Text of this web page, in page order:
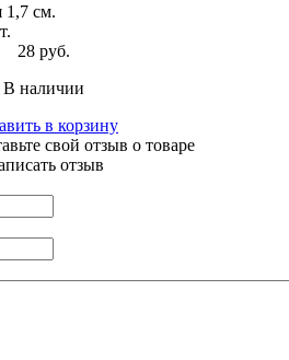
1,7 см.
28 руб.
В наличии
в корзину
свой отзыв о товаре
отзыв